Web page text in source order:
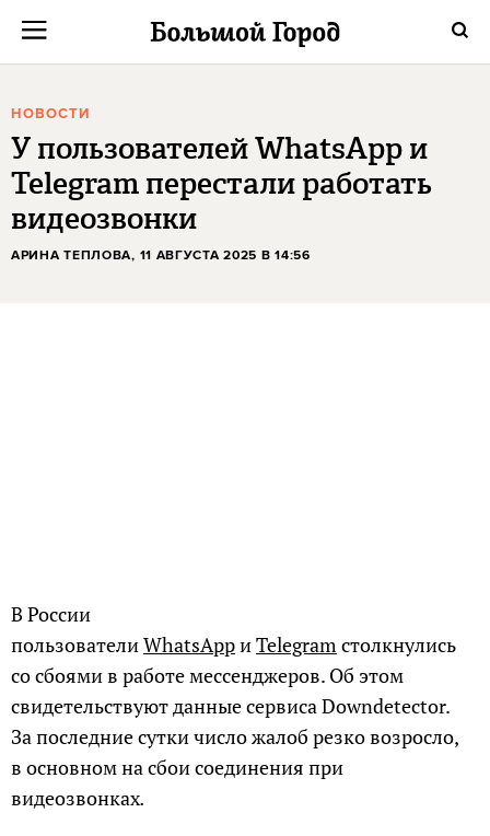
НОВОСТИ
У пользователей WhatsApp и
Telegram перестали работать
видеозвонки
АРИНА ТЕПЛОВА, 11 АВГУСТА 2025 В 14:56
В России
пользователиWhatsAppиTelegramстолкнулись
со сбоями в работе мессенджеров. Об этом
свидетельствуют данные сервиса Downdetector.
За последние сутки число жалоб резко возросло,
в основном на сбои соединения при
видеозвонках.